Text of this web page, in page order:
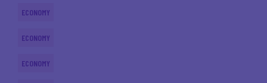
ECONOMY
ECONOMY
ECONOMY